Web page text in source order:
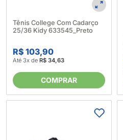
Tênis College Com Cadarço
25/36 Kidy 633545_Preto
R$ 103,90
Até 3x de R$ 34,63
COMPRAR